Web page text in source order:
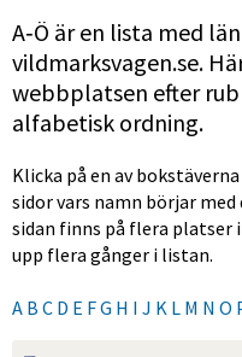
A‑Ö är en lista med
vildmarksvagen.se.
webbplatsen efter
alfabetisk ordning.
Klicka på en av
sidor vars namn börjar
sidan finns på flera platser
upp flera gånger i listan.
A B C D E FG H I J K L M N O